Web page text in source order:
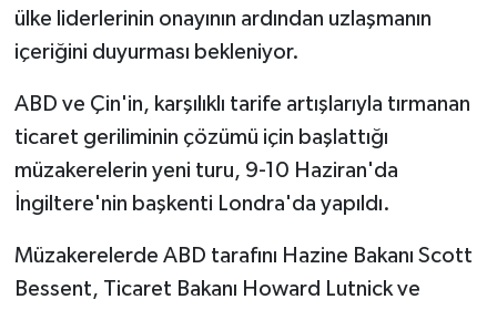
ülke liderlerinin onayının ardından uzlaşmanın
içeriğini duyurması bekleniyor.
ABD ve Çin'in, karşılıklı tarife artışlarıyla tırmanan
ticaret geriliminin çözümü için başlattığı
müzakerelerin yeni turu, 9-10 Haziran'da
İngiltere'nin başkenti Londra'da yapıldı.
Müzakerelerde ABD tarafını Hazine Bakanı Scott
Bessent, Ticaret Bakanı Howard Lutnick ve